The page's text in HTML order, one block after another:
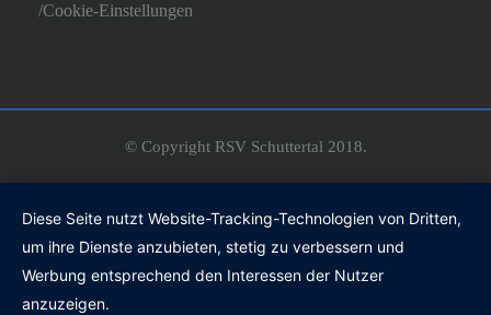
Cookie-Einstellungen
© Copyright RSV Schuttertal 2018.
Diese Seite nutzt Website-Tracking-Technologien von Dritten,
um ihre Dienste anzubieten, stetig zu verbessern und
Werbung entsprechend den Interessen der Nutzer
anzuzeigen.